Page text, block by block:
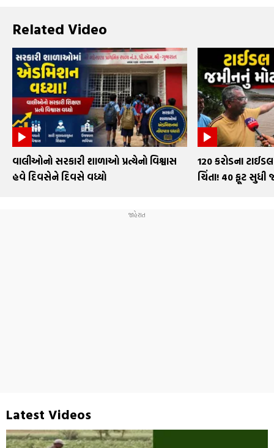
Related Video
વાલીઓનો સરકારી શાળાઓ પ્રત્યેનો વિશ્વાસ
હવે દિવસેને દિવસે વધ્યો
₹120 કરોડના
ચિંતા! 40 ફૂટ સુધી
Latest Videos